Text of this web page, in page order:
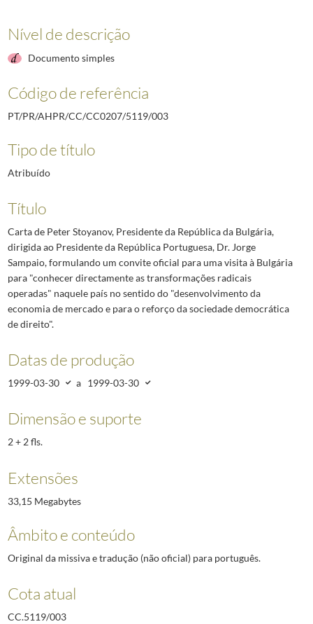
Nível de descrição
Documento simples
Código de referência
PT/PR/AHPR/CC/CC0207/5119/003
Tipo de título
Atribuído
Título
Carta de Peter Stoyanov, Presidente da República da Bulgária,
dirigida ao Presidente da República Portuguesa, Dr. Jorge
Sampaio, formulando um convite oficial para uma visita à Bulgária
para "conhecer directamente as transformações radicais
operadas" naquele país no sentido do "desenvolvimento da
economia de mercado e para o reforço da sociedade democrática
de direito".
Datas de produção
1999-03-30 a 1999-03-30
Dimensão e suporte
2 + 2 fls.
Extensões
33,15 Megabytes
Âmbito e conteúdo
Original da missiva e tradução (não oficial) para português.
Cota atual
CC.5119/003